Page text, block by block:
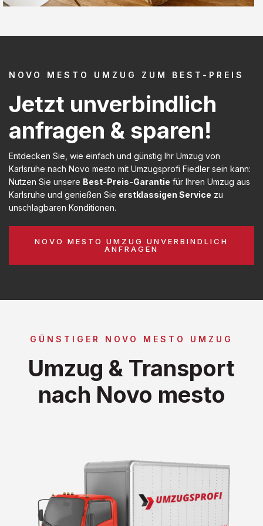
NOVO MESTO UMZUG ZUM BEST-PREIS
Jetzt unverbindlich
anfragen & sparen!
Entdecken Sie, wie einfach und günstig Ihr Umzug von
Karlsruhe nach Novo mesto mit Umzugsprofi Fiedler sein kann:
Nutzen Sie unsere Best-Preis-Garantie für Ihren Umzug aus
Karlsruhe und genießen Sie erstklassigen Service zu
unschlagbaren Konditionen.
NOVO MESTO UMZUG UNVERBINDLICH
ANFRAGEN
GÜNSTIGER NOVO MESTO UMZUG
Umzug & Transport
nach Novo mesto